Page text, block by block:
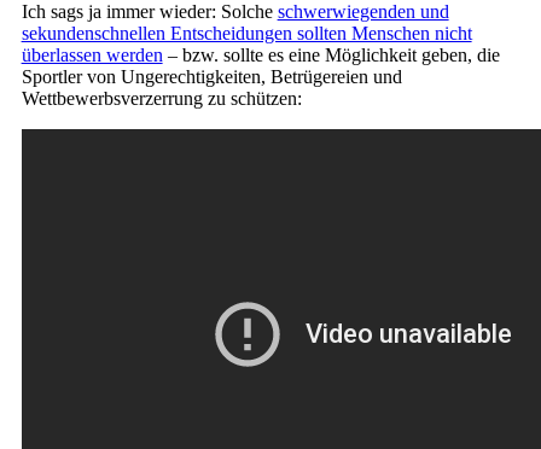
Ich sags ja immer wieder: Solche schwerwiegenden und
sekundenschnellen Entscheidungen sollten Menschen nicht
überlassen werden – bzw. sollte es eine Möglichkeit geben, die
Sportler von Ungerechtigkeiten, Betrügereien und
Wettbewerbsverzerrung zu schützen: